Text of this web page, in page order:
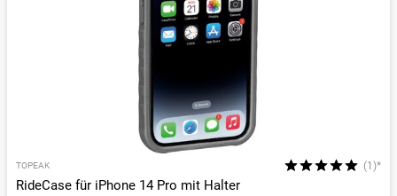
TOPEAK (1)*
RideCase für iPhone 14 Pro mit Halter